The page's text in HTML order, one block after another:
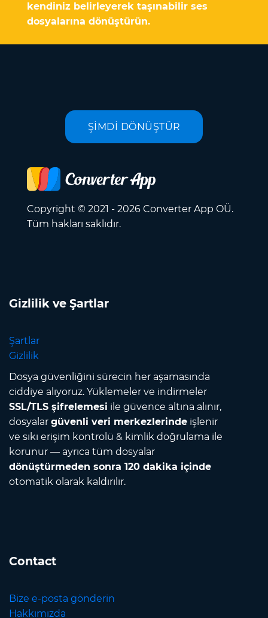
kendiniz belirleyerek taşınabilir ses
dosyalarına dönüştürün.
ŞİMDİ DÖNÜŞTÜR
Copyright © 2021 - 2026 Converter App OÜ.
Tüm hakları saklıdır.
Gizlilik ve Şartlar
Şartlar
Gizlilik
Dosya güvenliğini sürecin her aşamasında
ciddiye alıyoruz. Yüklemeler ve indirmeler
SSL/TLS şifrelemesi ile güvence altına alınır,
dosyalar güvenli veri merkezlerinde işlenir
ve sıkı erişim kontrolü & kimlik doğrulama ile
korunur — ayrıca tüm dosyalar
dönüştürmeden sonra 120 dakika içinde
otomatik olarak kaldırılır.
Contact
Bize e-posta gönderin
Hakkımızda